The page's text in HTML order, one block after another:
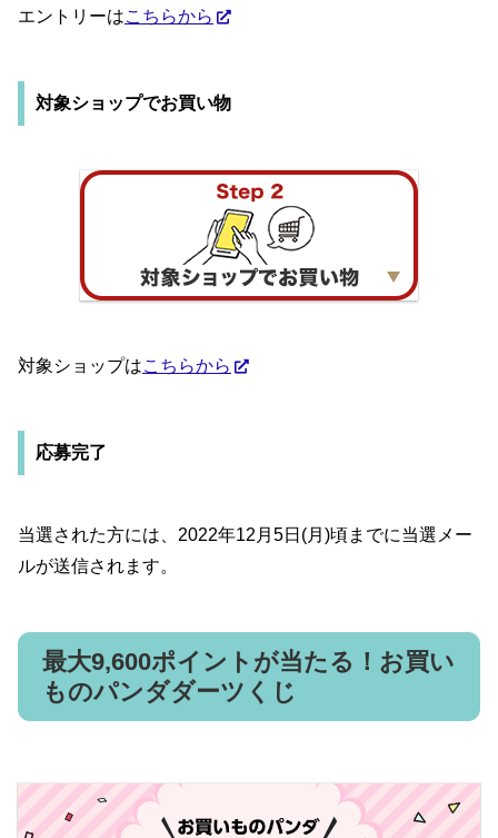
エントリーはこちらから
対象ショップでお買い物
対象ショップはこちらから
応募完了
当選された方には、2022年12月5日(月)頃までに当選メー
ルが送信されます。
最大9,600ポイントが当たる！お買い
ものパンダダーツくじ